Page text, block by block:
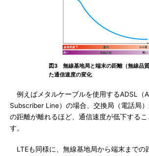
図3 無線基地局と端末の距離（無線品
た通信速度の変化
例えばメタルケーブルを使用するADSL（
Subscriber Line）の場合、交換局（電話局
の距離が離れるほど、通信速度が低下するこ
す。
LTEも同様に、無線基地局から端末までの